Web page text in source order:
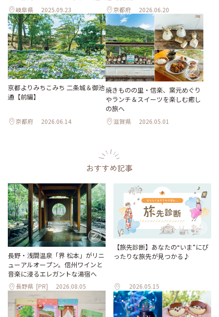
岐阜県 2025.09.23 京都府 2026.06.20
京都よりみちこみち 二条城＆御池
通【前編】
京都府 2026.06.14
焼きものの里・信楽、窯元めぐり
やランチ＆スイーツを楽しむ癒し
の旅へ
滋賀県 2026.05.01
おすすめ記事
長野・浅間温泉「界 松本」がリニ
ューアルオープン。信州ワインと
音楽に浸るエレガントな湯宿へ
長野県 [PR] 2026.08.05
【旅先診断】あなたの“いま”にぴ
ったりな旅先が見つかる♪
2026.05.15